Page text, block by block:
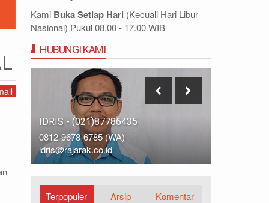
Kami Buka Setiap Hari (Kecuali Hari Libur
Nasional) Pukul 08.00 - 17.00 WIB
HUBUNGI KAMI
IDRIS - (021)87786435
0812-9678-6785 (WA)
idris@rajarak.co.id
Terpopuler Arsip Komentar